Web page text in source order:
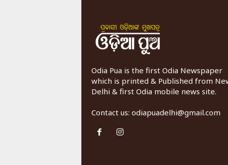
Odia Pua is the first Odia Newspaper
which is printed & Published from
Delhi & first Odia mobile news site.
Contact us: odiapuadelhi@gmail.com